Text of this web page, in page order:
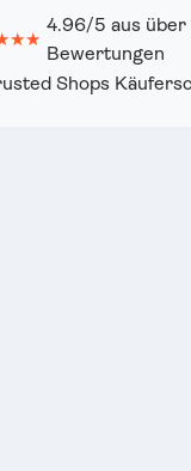
4.96/5 aus über
Bewertungen
Shops